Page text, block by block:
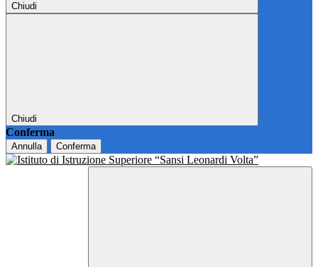
Chiudi
Chiudi
Conferma
Annulla Conferma